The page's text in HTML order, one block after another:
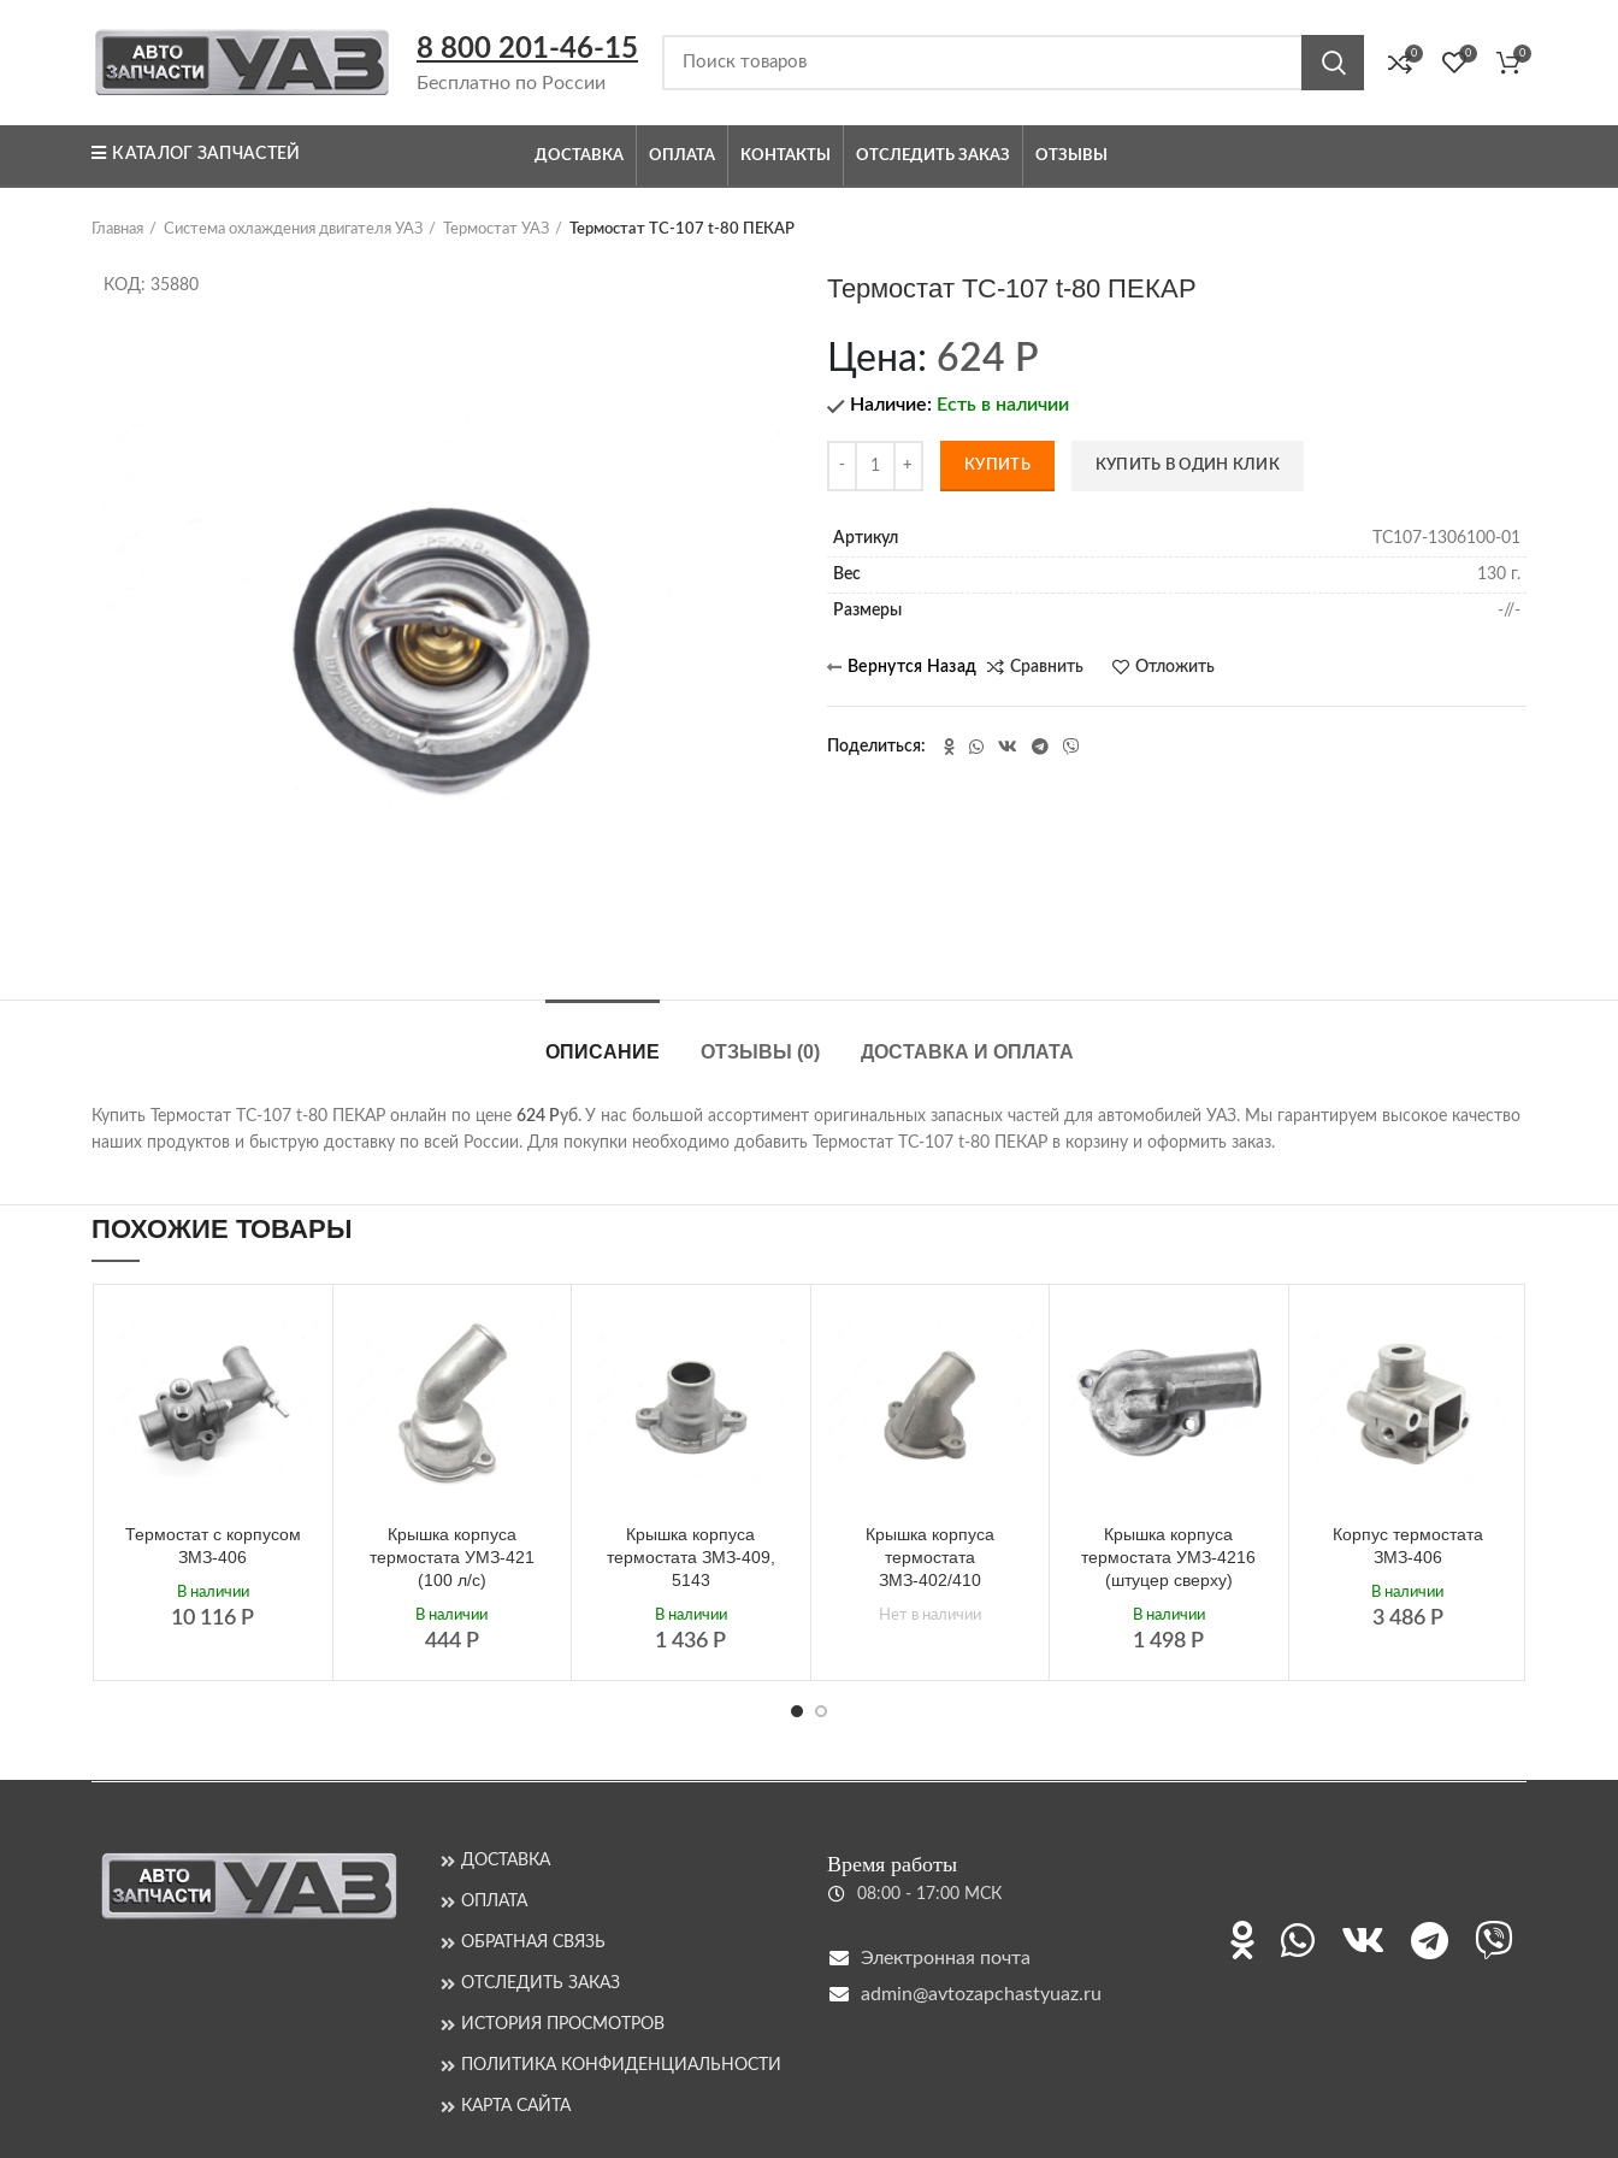
8 800 201-46-15
Бесплатно по России
0 0 0
КАТАЛОГ ЗАПЧАСТЕЙ ДОСТАВКА ОПЛАТА КОНТАКТЫ ОТСЛЕДИТЬ ЗАКАЗ ОТЗЫВЫ
Главная Система охлаждения двигателя УАЗ Термостат УАЗ Термостат ТС-107 t-80 ПЕКАР
КОД: 35880 Термостат ТС-107 t-80 ПЕКАР
Цена: 624 Р
Наличие: Есть в наличии
КУПИТЬ КУПИТЬ В ОДИН КЛИК
Артикул ТС107-1306100-01
Вес 130 г.
Размеры -//-
Сравнить Отложить
Поделиться
ОПИСАНИЕ ОТЗЫВЫ (0) ДОСТАВКА И ОПЛАТА
Купить Термостат ТС-107 t-80 ПЕКАР онлайн по цене 624 Руб. У нас большой ассортимент оригинальных запасных частей для автомобилей УАЗ. Мы гарантируем высокое качество
наших продуктов и быструю доставку по всей России. Для покупки необходимо добавить Термостат ТС-107 t-80 ПЕКАР в корзину и оформить заказ.
ПОХОЖИЕ ТОВАРЫ
Термостат с корпусом
ЗМЗ-406
10 116 Р
В наличии
Крышка корпуса
термостата УМЗ-421
(100 л/с)
444 Р
В наличии
Крышка корпуса
термостата ЗМЗ-409,
5143
1 436 Р
В наличии
Крышка корпуса
термостата
ЗМЗ-402/410
Нет в наличии
Крышка корпуса
термостата УМЗ-4216
(штуцер сверху)
1 498 Р
В наличии
Корпус термостата
ЗМЗ-406
3 486 Р
В наличии
ДОСТАВКА
ОПЛАТА
ОБРАТНАЯ СВЯЗЬ
ОТСЛЕДИТЬ ЗАКАЗ
ИСТОРИЯ ПРОСМОТРОВ
ПОЛИТИКА КОНФИДЕНЦИАЛЬНОСТИ
КАРТА САЙТА
Время работы
08:00 - 17:00 МСК
Электронная почта
admin@avtozapchastyuaz.ru